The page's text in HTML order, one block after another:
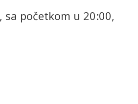
sa početkom u 20:00,